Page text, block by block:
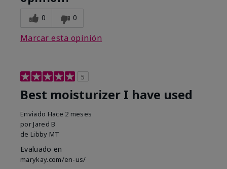
0 0
Marcar esta opinión
5
Best moisturizer I have used
Enviado Hace 2 meses
por Jared B
de Libby MT
Evaluado en
marykay.com/en-us/